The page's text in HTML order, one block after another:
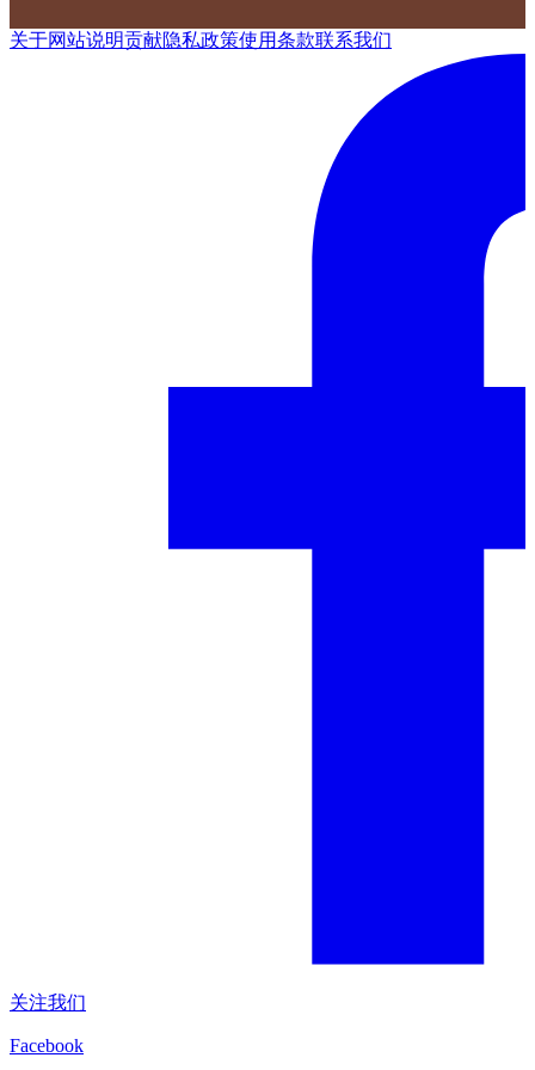
关于网站说明贡献隐私政策使用条款联系我们
关注我们
Facebook